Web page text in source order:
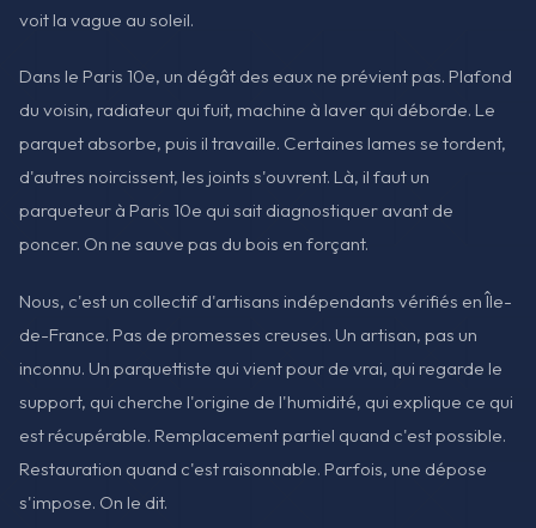
voit la vague au soleil.
Dans le Paris 10e, un dégât des eaux ne prévient pas. Plafond
du voisin, radiateur qui fuit, machine à laver qui déborde. Le
parquet absorbe, puis il travaille. Certaines lames se tordent,
d'autres noircissent, les joints s'ouvrent. Là, il faut un
parqueteur à Paris 10e qui sait diagnostiquer avant de
poncer. On ne sauve pas du bois en forçant.
Nous, c'est un collectif d'artisans indépendants vérifiés en Île-
de-France. Pas de promesses creuses. Un artisan, pas un
inconnu. Un parquettiste qui vient pour de vrai, qui regarde le
support, qui cherche l'origine de l'humidité, qui explique ce qui
est récupérable. Remplacement partiel quand c'est possible.
Restauration quand c'est raisonnable. Parfois, une dépose
s'impose. On le dit.